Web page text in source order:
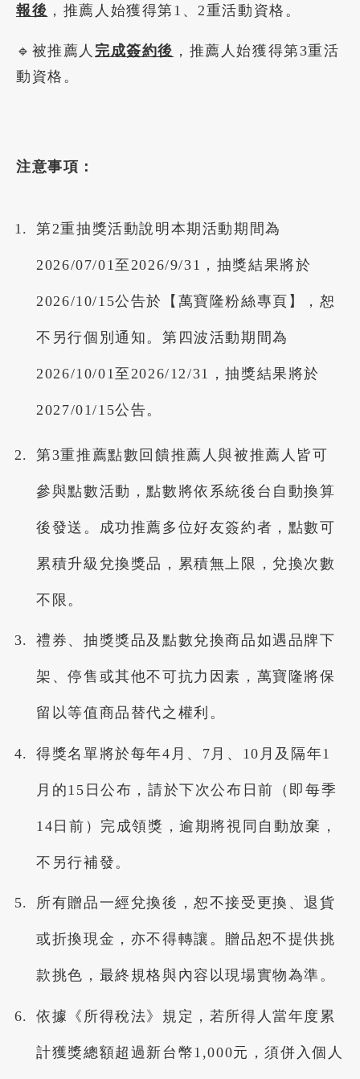
報後 ，推薦人始獲得第1、2重活動資格。
🔹被推薦人 完成簽約後 ，推薦人始獲得第3重活
動資格。
注意事項：
第2重抽獎活動說明本期活動期間為
2026/07/01至2026/9/31，抽獎結果將於
2026/10/15公告於【萬寶隆粉絲專頁】，恕
不另行個別通知。第四波活動期間為
2026/10/01至2026/12/31，抽獎結果將於
2027/01/15公告。
第3重推薦點數回饋推薦人與被推薦人皆可
參與點數活動，點數將依系統後台自動換算
後發送。成功推薦多位好友簽約者，點數可
累積升級兌換獎品，累積無上限，兌換次數
不限。
禮券、抽獎獎品及點數兌換商品如遇品牌下
架、停售或其他不可抗力因素，萬寶隆將保
留以等值商品替代之權利。
得獎名單將於每年4月、7月、10月及隔年1
月的15日公布，請於下次公布日前（即每季
14日前）完成領獎，逾期將視同自動放棄，
不另行補發。
所有贈品一經兌換後，恕不接受更換、退貨
或折換現金，亦不得轉讓。贈品恕不提供挑
款挑色，最終規格與內容以現場實物為準。
依據《所得稅法》規定，若所得人當年度累
計獲獎總額超過新台幣1,000元，須併入個人